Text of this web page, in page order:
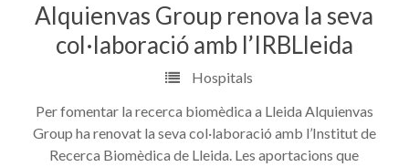
Alquienvas Group renova la seva
col·laboració amb l’IRBLleida
Hospitals
Per fomentar la recerca biomèdica a Lleida Alquienvas
Group ha renovat la seva col·laboració amb l’Institut de
Recerca Biomèdica de Lleida. Les aportacions que